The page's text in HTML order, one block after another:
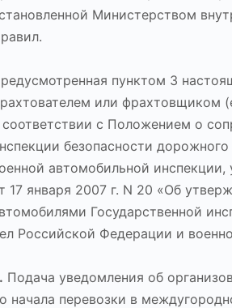
Министерством
пунктом 3
или фрахтовщиком
соответствии с Положением о
безопасности
автомобильной
17 января 2007 г. N 20 «Об
Государственной
Российской Федерации и
Подача уведомления об
начала перевозки в